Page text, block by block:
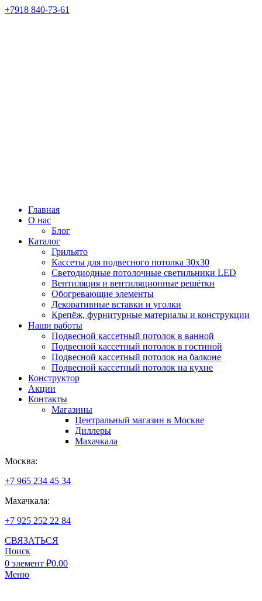
+7918 840-73-61
Главная
О нас
Блог
Каталог
Грильято
Кассеты для подвесного потолка 30х30
Светодиодные потолочные светильники LED
Вентиляция и вентиляционные решётки
Обогревающие элементы
Декоративные вставки и уголки
Крепёж, фурнитурные материалы и конструкции
Наши работы
Подвесной кассетный потолок в ванной
Подвесной кассетный потолок в гостиной
Подвесной кассетный потолок на балконе
Подвесной кассетный потолок на кухне
Конструктор
Акции
Контакты
Магазины
Центральный магазин в Москве
Диллеры
Махачкала
Москва:
+7 965 234 45 34
Махачкала:
+7 925 252 22 84
СВЯЗАТЬСЯ
Поиск
0 элемент ₽0.00
Меню